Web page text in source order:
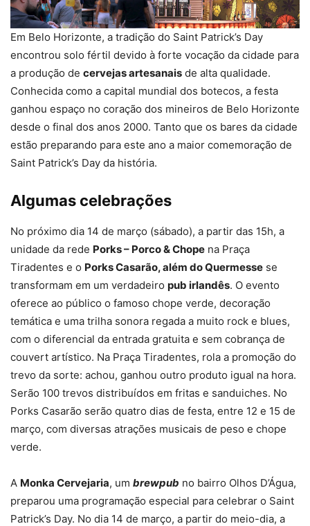
Em Belo Horizonte, a tradição do Saint Patrick’s Day
encontrou solo fértil devido à forte vocação da cidade para
a produção de cervejas artesanais de alta qualidade.
Conhecida como a capital mundial dos botecos, a festa
ganhou espaço no coração dos mineiros de Belo Horizonte
desde o final dos anos 2000. Tanto que os bares da cidade
estão preparando para este ano a maior comemoração de
Saint Patrick’s Day da história.
Algumas celebrações
No próximo dia 14 de março (sábado), a partir das 15h, a
unidade da rede Porks – Porco & Chope na Praça
Tiradentes e o Porks Casarão, além do Quermesse se
transformam em um verdadeiro pub irlandês. O evento
oferece ao público o famoso chope verde, decoração
temática e uma trilha sonora regada a muito rock e blues,
com o diferencial da entrada gratuita e sem cobrança de
couvert artístico. Na Praça Tiradentes, rola a promoção do
trevo da sorte: achou, ganhou outro produto igual na hora.
Serão 100 trevos distribuídos em fritas e sanduiches. No
Porks Casarão serão quatro dias de festa, entre 12 e 15 de
março, com diversas atrações musicais de peso e chope
verde.
A Monka Cervejaria, um brewpub no bairro Olhos D’Água,
preparou uma programação especial para celebrar o Saint
Patrick’s Day. No dia 14 de março, a partir do meio-dia, a